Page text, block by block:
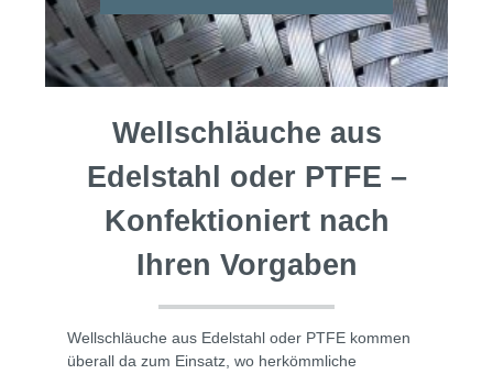
Wellschläuche aus
Edelstahl oder PTFE –
Konfektioniert nach
Ihren Vorgaben
Wellschläuche aus Edelstahl oder PTFE kommen
überall da zum Einsatz, wo herkömmliche